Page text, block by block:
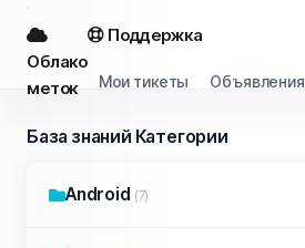
Облако
меток
Поддержка
Мои тикеты Объявления
База знаний Категории
Android (7)